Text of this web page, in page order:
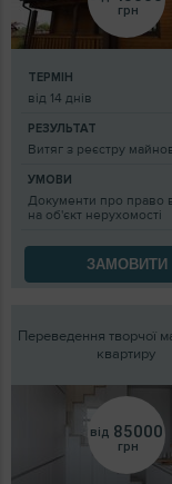
грн
ТЕРМІН
від 14 днів
РЕЗУЛЬТАТ
Витяг з реєстру
УМОВИ
Документи про право
на об'єкт нерухомості
ЗАМОВИТИ
Переведення творчої
квартиру
від 85000
грн